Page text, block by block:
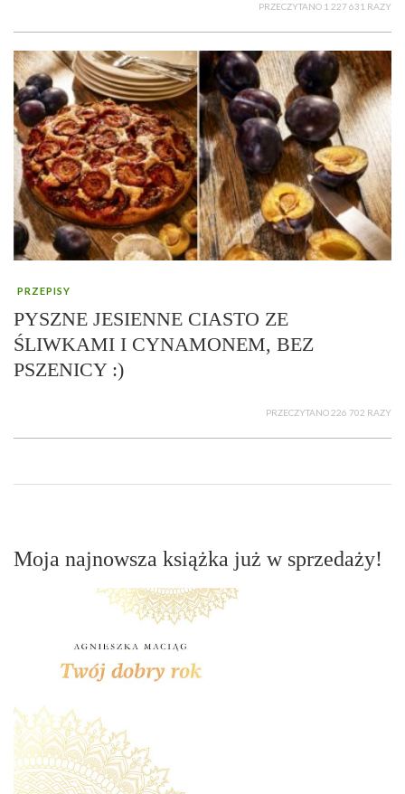
PRZECZYTANO 1 227 631 RAZY
PRZEPISY
PYSZNE JESIENNE CIASTO ZE
ŚLIWKAMI I CYNAMONEM, BEZ
PSZENICY :)
PRZECZYTANO 226 702 RAZY
Moja najnowsza książka już w sprzedaży!